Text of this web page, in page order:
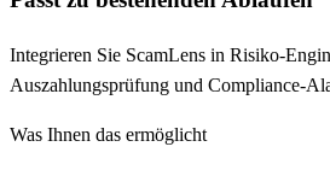
Integrieren Sie ScamLens in Risiko-
Auszahlungsprüfung und Compliance-
Was Ihnen das ermöglicht